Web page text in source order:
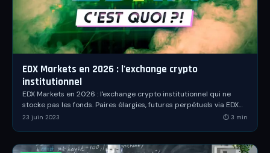
EDX Markets en 2026 : l'exchange crypto
institutionnel
EDX Markets en 2026 : l'exchange crypto institutionnel qui ne
stocke pas les fonds. Paires élargies, futures perpétuels via EDX
International, FlowConnect et contexte SEC.
23 juin 2023 ⏱ 3 min